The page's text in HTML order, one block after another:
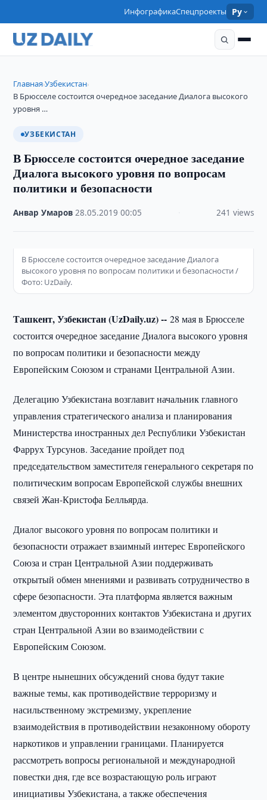
ИнфографикаСпецпроекты Ру
Главная›Узбекистан›
В Брюсселе состоится очередное заседание Диалога высокого
уровня …
УЗБЕКИСТАН
В Брюсселе состоится очередное заседание
Диалога высокого уровня по вопросам
политики и безопасности
Анвар Умаров ·28.05.2019 ·00:05 241 views
В Брюсселе состоится очередное заседание Диалога
высокого уровня по вопросам политики и безопасности /
Фото: UzDaily.
Ташкент, Узбекистан (UzDaily.uz) --28 мая в Брюсселе
состоится очередное заседание Диалога высокого уровня
по вопросам политики и безопасности между
Европейским Союзом и странами Центральной Азии.
Делегацию Узбекистана возглавит начальник главного
управления стратегического анализа и планирования
Министерства иностранных дел Республики Узбекистан
Фаррух Турсунов. Заседание пройдет под
председательством заместителя генерального секретаря по
политическим вопросам Европейской службы внешних
связей Жан-Кристофа Белльярда.
Диалог высокого уровня по вопросам политики и
безопасности отражает взаимный интерес Европейского
Союза и стран Центральной Азии поддерживать
открытый обмен мнениями и развивать сотрудничество в
сфере безопасности. Эта платформа является важным
элементом двусторонних контактов Узбекистана и других
стран Центральной Азии во взаимодействии с
Европейским Союзом.
В центре нынешних обсуждений снова будут такие
важные темы, как противодействие терроризму и
насильственному экстремизму, укрепление
взаимодействия в противодействии незаконному обороту
наркотиков и управлении границами. Планируется
рассмотреть вопросы региональной и международной
повестки дня, где все возрастающую роль играют
инициативы Узбекистана, а также обеспечения